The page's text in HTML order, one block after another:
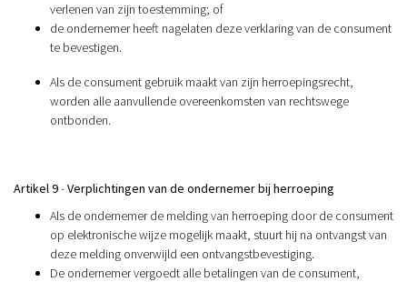
verlenen van zijn toestemming; of
de ondernemer heeft nagelaten deze verklaring van de consument
te bevestigen.
Als de consument gebruik maakt van zijn herroepingsrecht,
worden alle aanvullende overeenkomsten van rechtswege
ontbonden.
Artikel 9-Verplichtingen van de ondernemer bij herroeping
Als de ondernemer de melding van herroeping door de consument
op elektronische wijze mogelijk maakt, stuurt hij na ontvangst van
deze melding onverwijld een ontvangstbevestiging.
De ondernemer vergoedt alle betalingen van de consument,